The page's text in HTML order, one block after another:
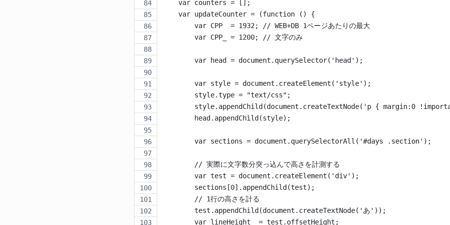
    var counters = [];
    var updateCounter = (function () {
        var CPP  = 1932; // WEB+DB 1ページあたりの最大
        var CPP_ = 1200; // 文字のみ
        var head = document.querySelector('head');
        var style = document.createElement('style');
        style.type = "text/css";
style.appendChild(document.createTextNode('p { margin:0
        head.appendChild(style);
        var sections = document.querySelectorAll('#days .section');
        // 実際に文字数分突っ込んで高さを計測する
        var test = document.createElement('div');
        sections[0].appendChild(test);
        // 1行の高さを計る
        test.appendChild(document.createTextNode('あ'));
        var lineHeight  = test.offsetHeight;